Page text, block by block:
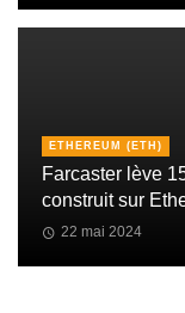
ETHEREUM (ETH)
Farcaster lève
construit sur
22 mai 2024